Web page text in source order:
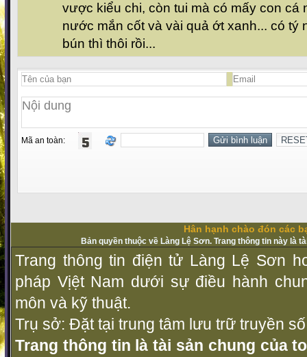
vược kiểu chi, còn tui mà có mấy con cá
nước mắn cốt và vài quả ớt xanh... có tý
bún thì thôi rồi...
Mã an toàn:
Hân hạnh chào đón các
Bản quyền thuộc về Làng Lệ Sơn. Trang thông tin này là
Trang thông tin điện tử Làng Lệ Sơn
pháp Vịệt Nam dưới sự điều hành
môn và kỹ thuật.
Trụ sở: Đặt tại trung tâm lưu trữ truyền
Trang thông tin là tài sản chung của